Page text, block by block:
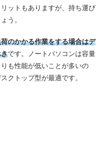
ットもありますが、持ち運び
う。
のかかる作業をする場合はデ
です。ノートパソコンは容量
も性能が低いことが多いの
クトップ型が最適です。